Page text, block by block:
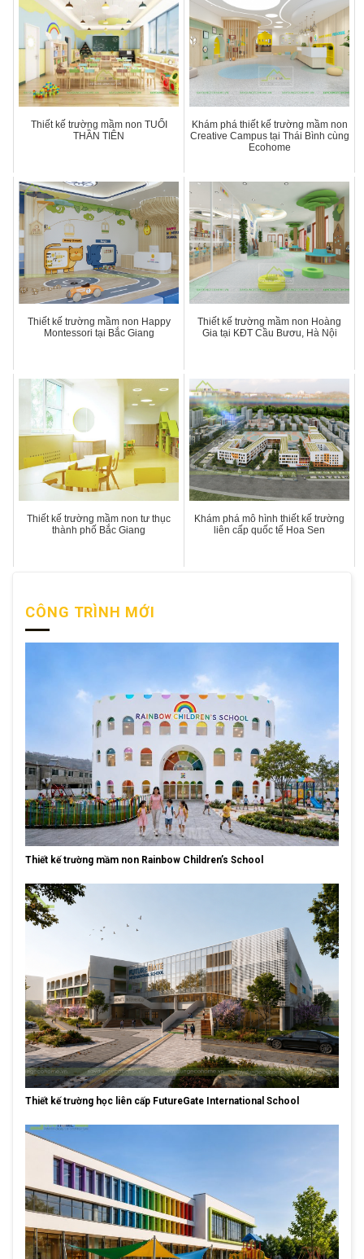
Thiết kế trường mầm non TUỔI
THẦN TIÊN
Khám phá thiết kế trường mầm non
Creative Campus tại Thái Bình cùng
Ecohome
Thiết kế trường mầm non Happy
Montessori tại Bắc Giang
Thiết kế trường mầm non Hoàng
Gia tại KĐT Cầu Bươu, Hà Nội
Thiết kế trường mầm non tư thục
thành phố Bắc Giang
Khám phá mô hình thiết kế trường
liên cấp quốc tế Hoa Sen
CÔNG TRÌNH MỚI
Thiết kế trường mầm non Rainbow Children’s School
Thiết kế trường học liên cấp FutureGate International School